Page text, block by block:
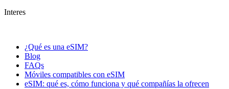
Interes
¿Qué es una eSIM?
Blog
FAQs
Móviles compatibles con eSIM
eSIM: qué es, cómo funciona y qué compañías la ofrecen